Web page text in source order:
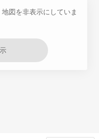
図を非表示にしていま